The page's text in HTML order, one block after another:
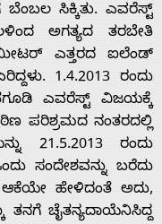
ಸಿಕ್ಕಿತು. ಎವರೆಸ್ಟ್
ಅಗತ್ಯದ ತರಬೇತಿ
ಎತ್ತರದ ಐಲೆಂಡ್
1.4.2013 ರಂದು
ಎವರೆಸ್ಟ್ ವಿಜಯಕ್ಕೆ
ಪರಿಶ್ರಮದ ನಂತರದಲ್ಲಿ
21.5.2013 ರಂದು
ಸಂದೇಶವನ್ನು ಬರೆದು
ಆಕೆಯೇ ಹೇಳಿದಂತೆ ಅದು,
ತನಗೆ ಚೈತನ್ಯದಾಯೆನಿಸಿದ್ದ